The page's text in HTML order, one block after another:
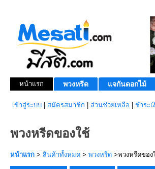
หน้าแรก พวงหรีด แจกันดอกไม้
เข้าสู่ระบบ สมัครสมาชิก ส่วนช่วยเหลือ ชำระเ
พวงหรีดของใช้
หน้าแรก > สินค้าทั้งหมด > พวงหรีด >พวงหรีดของ